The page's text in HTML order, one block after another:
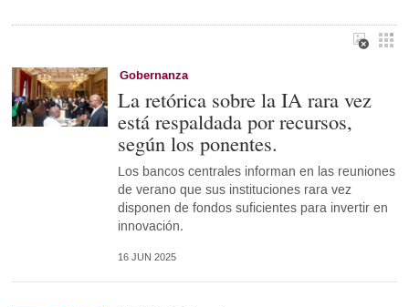
Gobernanza
La retórica sobre la IA rara vez
está respaldada por recursos,
según los ponentes.
Los bancos centrales informan en las reuniones
de verano que sus instituciones rara vez
disponen de fondos suficientes para invertir en
innovación.
16 JUN 2025